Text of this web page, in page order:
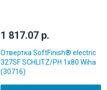
1 817.07 р.
Отвертка SoftFinish® electric
327SF SCHLITZ/PH 1x80 Wiha
(30716)